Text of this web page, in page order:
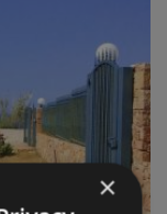
×